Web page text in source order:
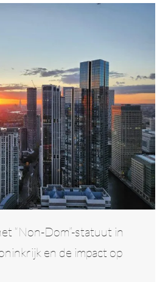
“Non-Dom”-statuut in
en de impact op